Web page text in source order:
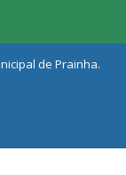
de Prainha.